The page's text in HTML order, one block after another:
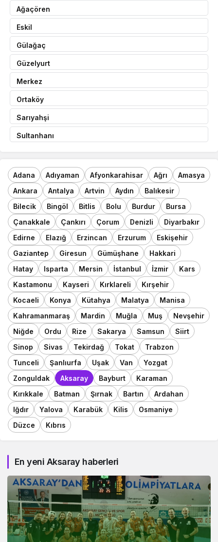
Ağaçören
Eskil
Gülağaç
Güzelyurt
Merkez
Ortaköy
Sarıyahşi
Sultanhanı
Adana Adıyaman Afyonkarahisar Ağrı
Amasya
Ankara
Antalya Artvin Aydın
Balıkesir
Bilecik
Bingöl Bitlis Bolu Burdur
Bursa
Çanakkale
Çankırı Çorum Denizli
Diyarbakır
Edirne
Elazığ Erzincan Erzurum
Eskişehir
Gaziantep
Giresun Gümüşhane
Hakkari
Hatay
Isparta Mersin İstanbul İzmir
Kars
Kastamonu
Kayseri Kırklareli
Kırşehir
Kocaeli
Konya Kütahya Malatya
Manisa
Kahramanmaraş
Mardin Muğla Muş
Nevşehir
Niğde
Ordu Rize Sakarya Samsun
Siirt
Sinop
Sivas Tekirdağ Tokat
Trabzon
Tunceli
Şanlıurfa Uşak Van
Yozgat
Zonguldak
Aksaray Bayburt
Karaman
Kırıkkale
Batman Şırnak Bartın
Ardahan
Iğdır
Yalova Karabük Kilis
Osmaniye
Düzce
Kıbrıs
En yeni Aksaray haberleri